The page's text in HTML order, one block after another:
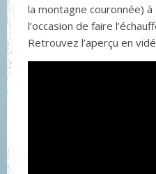
la montagne couronnée) à
l’occasion de faire
Retrouvez l’aperçu en